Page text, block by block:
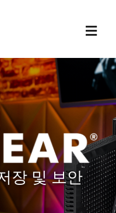
장 및 보안